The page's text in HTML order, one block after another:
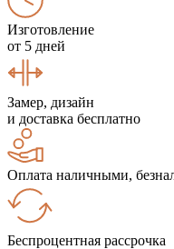
Изготовление
от 5 дней
Замер, дизайн
и доставка бесплатно
Оплата наличными,
Беспроцентная рассрочка